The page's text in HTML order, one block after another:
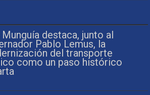
Munguía destaca, junto al
Pablo Lemus, la
del transporte
como un paso histórico